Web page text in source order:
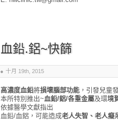
血鉛.鋁~快篩
十月 19th, 2015
高濃度血鉛將損壞腦部功能 ，引發兒童
本所特別推出~血鉛/鋁/各重金屬及環境
依據醫學文獻指出
血鉛/血鋁，可能造成老人失智、老人癡